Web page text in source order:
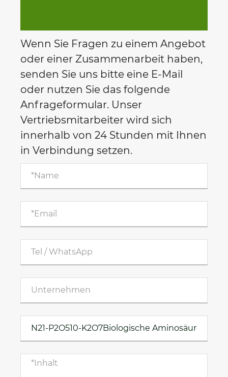
Wenn Sie Fragen zu einem Angebot
oder einer Zusammenarbeit haben,
senden Sie uns bitte eine E-Mail
oder nutzen Sie das folgende
Anfrageformular. Unser
Vertriebsmitarbeiter wird sich
innerhalb von 24 Stunden mit Ihnen
in Verbindung setzen.